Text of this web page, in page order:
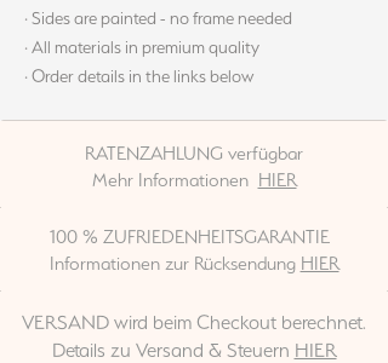
· Sides are painted - no frame needed
· All materials in premium quality
· Order details in the links below
RATENZAHLUNG verfügbar
Mehr Informationen HIER
100 % ZUFRIEDENHEITSGARANTIE
Informationen zur Rücksendung HIER
VERSAND wird beim Checkout berechnet.
Details zu Versand & Steuern HIER